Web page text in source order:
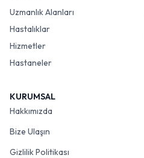
Uzmanlık Alanları
Hastalıklar
Hizmetler
Hastaneler
KURUMSAL
Hakkımızda
Bize Ulaşın
Gizlilik Politikası